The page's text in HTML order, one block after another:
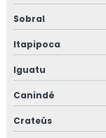
Sobral
Itapipoca
Iguatu
Canindé
Crateús